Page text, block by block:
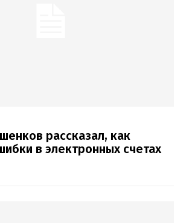
рассказал, как
в электронных счетах